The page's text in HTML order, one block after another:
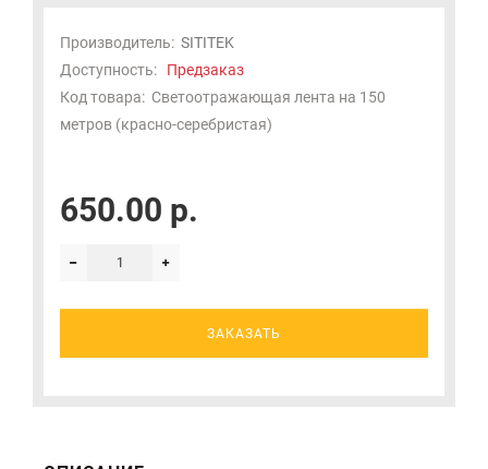
Производитель: SITITEK
Доступность: Предзаказ
Код товара: Светоотражающая лента на 150
метров (красно-серебристая)
650.00 р.
ЗАКАЗАТЬ